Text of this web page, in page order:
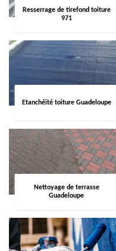
Resserrage de tirefond toiture
971
Etanchéité toiture Guadeloupe
Nettoyage de terrasse
Guadeloupe